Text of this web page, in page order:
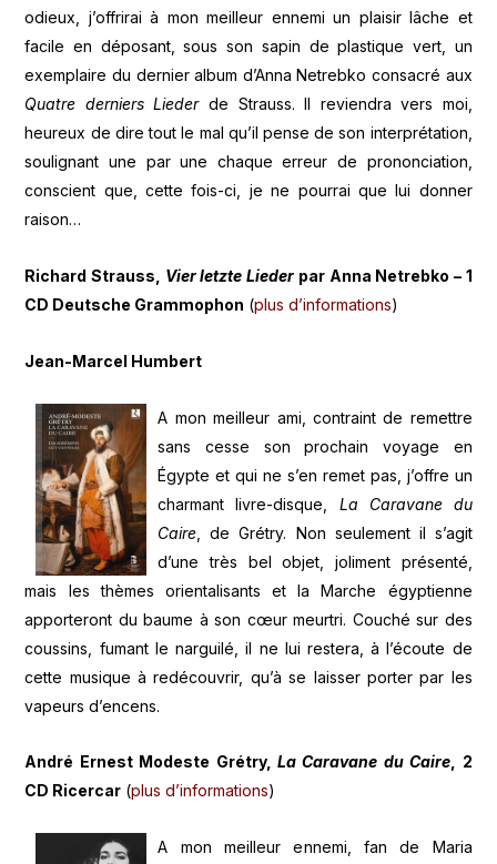
odieux, j’offrirai à mon meilleur ennemi un plaisir lâche et
facile en déposant, sous son sapin de plastique vert, un
exemplaire du dernier album d’Anna Netrebko consacré aux
Quatre derniers Lieder de Strauss. Il reviendra vers moi,
heureux de dire tout le mal qu’il pense de son interprétation,
soulignant une par une chaque erreur de prononciation,
conscient que, cette fois-ci, je ne pourrai que lui donner
raison…
Richard Strauss, Vier letzte Lieder par Anna Netrebko – 1
CD Deutsche Grammophon (plus d’informations)
Jean-Marcel Humbert
A mon meilleur ami, contraint de remettre
sans cesse son prochain voyage en
Égypte et qui ne s’en remet pas, j’offre un
charmant livre-disque, La Caravane du
Caire , de Grétry. Non seulement il s’agit
d’une très bel objet, joliment présenté,
mais les thèmes orientalisants et la Marche égyptienne
apporteront du baume à son cœur meurtri. Couché sur des
coussins, fumant le narguilé, il ne lui restera, à l’écoute de
cette musique à redécouvrir, qu’à se laisser porter par les
vapeurs d’encens.
André Ernest Modeste Grétry, La Caravane du Caire, 2
CD Ricercar (plus d’informations)
A mon meilleur ennemi, fan de Maria